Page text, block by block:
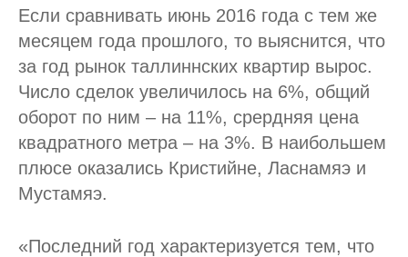
Если сравнивать июнь 2016 года с тем же
месяцем года прошлого, то выяснится, что
за год рынок таллиннских квартир вырос.
Число сделок увеличилось на 6%, общий
оборот по ним – на 11%, срердняя цена
квадратного метра – на 3%. В наибольшем
плюсе оказались Кристийне, Ласнамяэ и
Мустамяэ.
«Последний год характеризуется тем, что